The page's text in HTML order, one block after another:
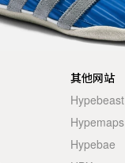
其他网站
Hypebeast
Hypemaps
Hypebae